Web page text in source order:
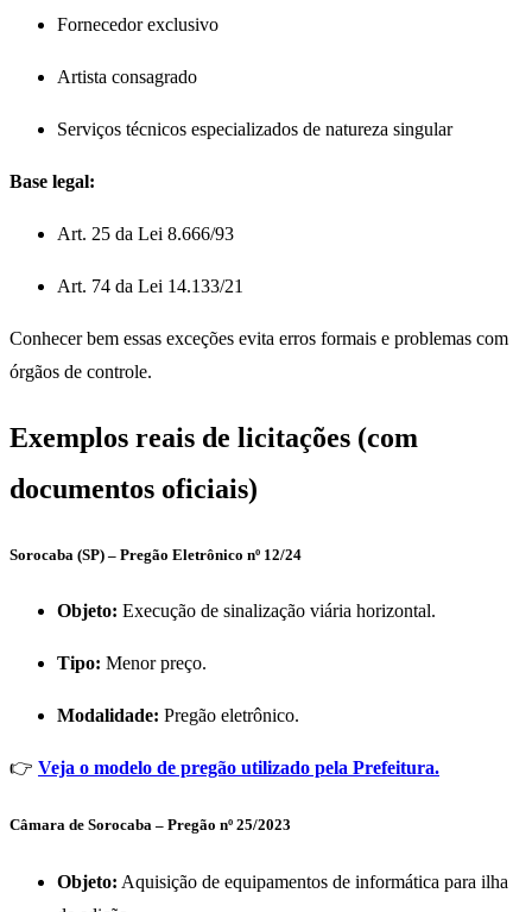
Fornecedor exclusivo
Artista consagrado
Serviços técnicos especializados de natureza singular
Base legal:
Art. 25 da Lei 8.666/93
Art. 74 da Lei 14.133/21
Conhecer bem essas exceções evita erros formais e problemas com
órgãos de controle.
Exemplos reais de licitações (com
documentos oficiais)
Sorocaba (SP) – Pregão Eletrônico nº 12/24
Objeto: Execução de sinalização viária horizontal.
Tipo: Menor preço.
Modalidade: Pregão eletrônico.
👉 Veja o modelo de pregão utilizado pela Prefeitura.
Câmara de Sorocaba – Pregão nº 25/2023
Objeto: Aquisição de equipamentos de informática para ilha